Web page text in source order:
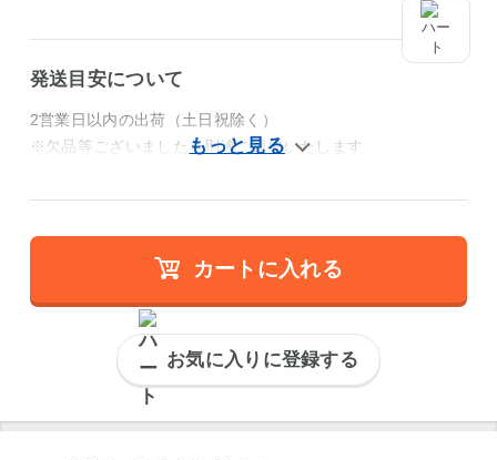
発送目安について
2営業日以内の出荷（土日祝除く）
※欠品等ございましたら別途ご連絡いたします
カートに入れる
お気に入りに登録する